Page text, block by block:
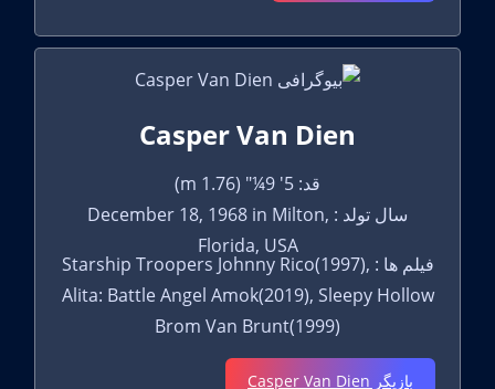
Casper Van Dien
قد: 5' 9¼" (1.76 m)
سال تولد : December 18, 1968 in Milton,
Florida, USA
فیلم ها : Starship Troopers Johnny Rico(1997),
Alita: Battle Angel Amok(2019), Sleepy Hollow
Brom Van Brunt(1999)
بازیگر Casper Van Dien